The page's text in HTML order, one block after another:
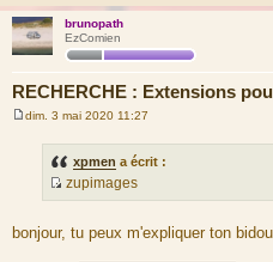
brunopath
EzComien
RECHERCHE : Extensions
dim. 3 mai 2020 11:27
xpmen a écrit :
S
u
zupimages
bonjour, tu peux m'expliquer ton